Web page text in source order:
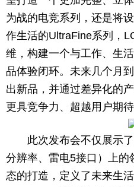
为战的电竞系列，还是将
作生活的UltraFine系列，
维，构建一个与工作、生
品体验闭环。未来几个月
出新品，并通过差异化的
更具竞争力、超越用户期待
此次发布会不仅展示
分辨率、雷电5接口）上的
态的打造，定义了未来生